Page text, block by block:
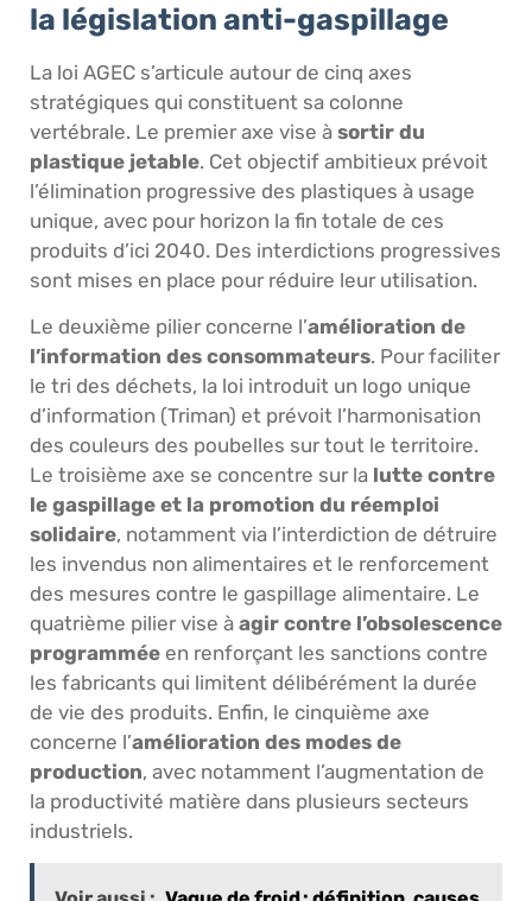
la législation anti-gaspillage
La loi AGEC s’articule autour de cinq axes
stratégiques qui constituent sa colonne
vertébrale. Le premier axe vise à sortir du
plastique jetable. Cet objectif ambitieux prévoit
l’élimination progressive des plastiques à usage
unique, avec pour horizon la fin totale de ces
produits d’ici 2040. Des interdictions progressives
sont mises en place pour réduire leur utilisation.
Le deuxième pilier concerne l’amélioration de
l’information des consommateurs. Pour faciliter
le tri des déchets, la loi introduit un logo unique
d’information (Triman) et prévoit l’harmonisation
des couleurs des poubelles sur tout le territoire.
Le troisième axe se concentre sur la lutte contre
le gaspillage et la promotion du réemploi
solidaire, notamment via l’interdiction de détruire
les invendus non alimentaires et le renforcement
des mesures contre le gaspillage alimentaire. Le
quatrième pilier vise à agir contre l’obsolescence
programmée en renforçant les sanctions contre
les fabricants qui limitent délibérément la durée
de vie des produits. Enfin, le cinquième axe
concerne l’amélioration des modes de
production, avec notamment l’augmentation de
la productivité matière dans plusieurs secteurs
industriels.